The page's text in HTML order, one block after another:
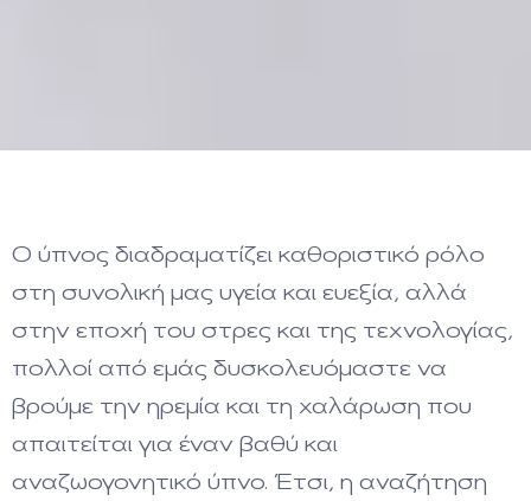
Ο ύπνος διαδραματίζει καθοριστικό ρόλο
στη συνολική μας υγεία και ευεξία, αλλά
στην εποχή του στρες και της τεχνολογίας,
πολλοί από εμάς δυσκολευόμαστε να
βρούμε την ηρεμία και τη χαλάρωση που
απαιτείται για έναν βαθύ και
αναζωογονητικό ύπνο. Έτσι, η αναζήτηση